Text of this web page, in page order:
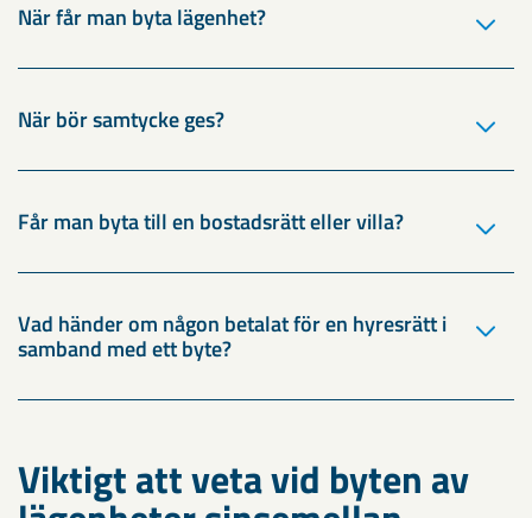
När får man byta lägenhet?
När bör samtycke ges?
Får man byta till en bostadsrätt eller villa?
Vad händer om någon betalat för en hyresrätt i
samband med ett byte?
Viktigt att veta vid byten av